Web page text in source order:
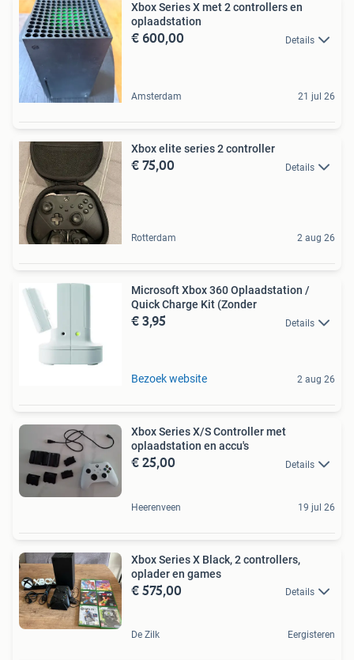
Xbox Series X met 2 controllers en
oplaadstation
€ 600,00 Details
Amsterdam 21 jul 26
Xbox elite series 2 controller
€ 75,00 Details
Rotterdam 2 aug 26
Microsoft Xbox 360 Oplaadstation /
Quick Charge Kit (Zonder
€ 3,95 Details
Bezoek website 2 aug 26
Xbox Series X/S Controller met
oplaadstation en accu's
€ 25,00 Details
Heerenveen 19 jul 26
Xbox Series X Black, 2 controllers,
oplader en games
€ 575,00 Details
De Zilk Eergisteren